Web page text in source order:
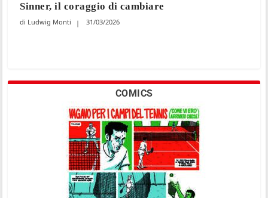
Sinner, il coraggio di cambiare
Ludwig Monti 31/03/2026
COMICS